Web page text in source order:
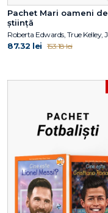
Pachet Mari oameni de
știință
87.32 lei 153.18 lei